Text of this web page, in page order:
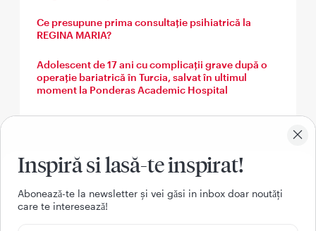
Inspiră si lasă-te inspirat!
Aboneazǎ-te la newsletter și vei gǎsi in inbox doar noutǎți
care te intereseazǎ!
Ce presupune prima consultație psihiatrică la
REGINA MARIA?
Adolescent de 17 ani cu complicații grave după o
operație bariatrică în Turcia, salvat în ultimul
moment la Ponderas Academic Hospital
Boala venoasă nu începe cu varicele. Semnele pe
Povestea lui A.A, care și-a învins teama de operatie
după ce a găsit medicul în care a avut încredere
O pacientă din Brăila a venit la Brașov pentru o